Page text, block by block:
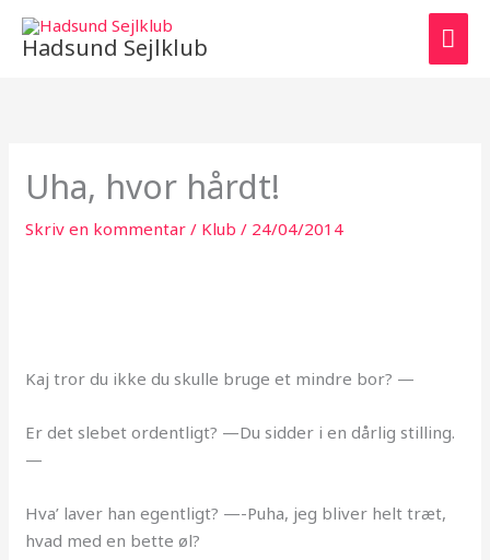
Hadsund Sejlklub
Uha, hvor hårdt!
Skriv en kommentar / Klub / 24/04/2014
Kaj tror du ikke du skulle bruge et mindre bor? —
Er det slebet ordentligt? —Du sidder i en dårlig stilling.
—
Hva’ laver han egentligt? —-Puha, jeg bliver helt træt,
hvad med en bette øl?